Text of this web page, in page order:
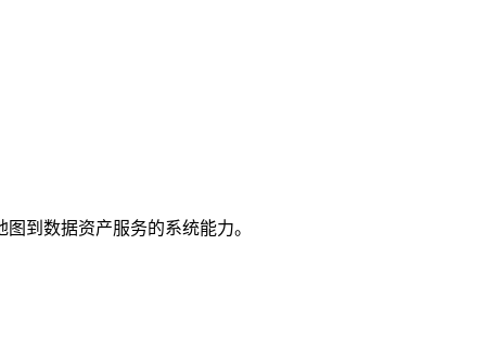
到数据资产服务的系统能力。